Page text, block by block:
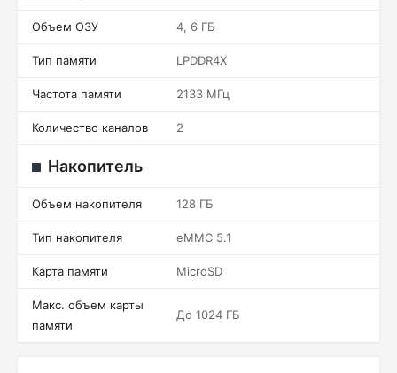
Объем ОЗУ 4, 6 ГБ
Тип памяти LPDDR4X
Частота памяти 2133 МГц
Количество каналов 2
Накопитель
Объем накопителя 128 ГБ
Тип накопителя eMMC 5.1
Карта памяти MicroSD
Макс. объем карты
памяти
До 1024 ГБ